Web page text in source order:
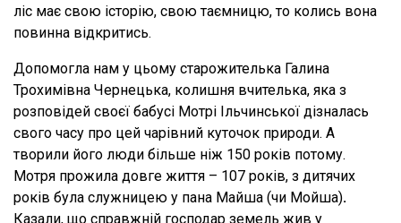
ліс має свою історію, свою таємницю, то колись вона
повинна відкритись.
Допомогла нам у цьому старожителька Галина
Трохимівна Чернецька, колишня вчителька, яка з
розповідей своєї бабусі Мотрі Ільчинської дізналась
свого часу про цей чарівний куточок природи. А
творили його люди більше ніж 150 років потому.
Мотря прожила довге життя – 107 років, з дитячих
років була служницею у пана Майша (чи Мойша).
Казали, що справжній господар земель жив у